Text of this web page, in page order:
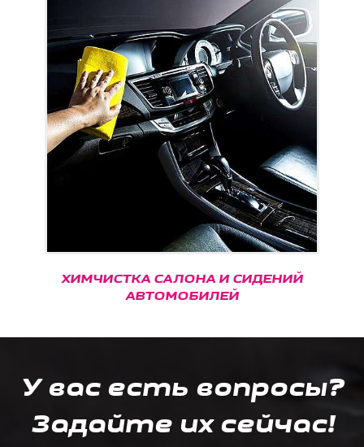
ХИМЧИСТКА САЛОНА И СИДЕНИЙ
АВТОМОБИЛЕЙ
У вас есть вопросы?
Задайте их сейчас!